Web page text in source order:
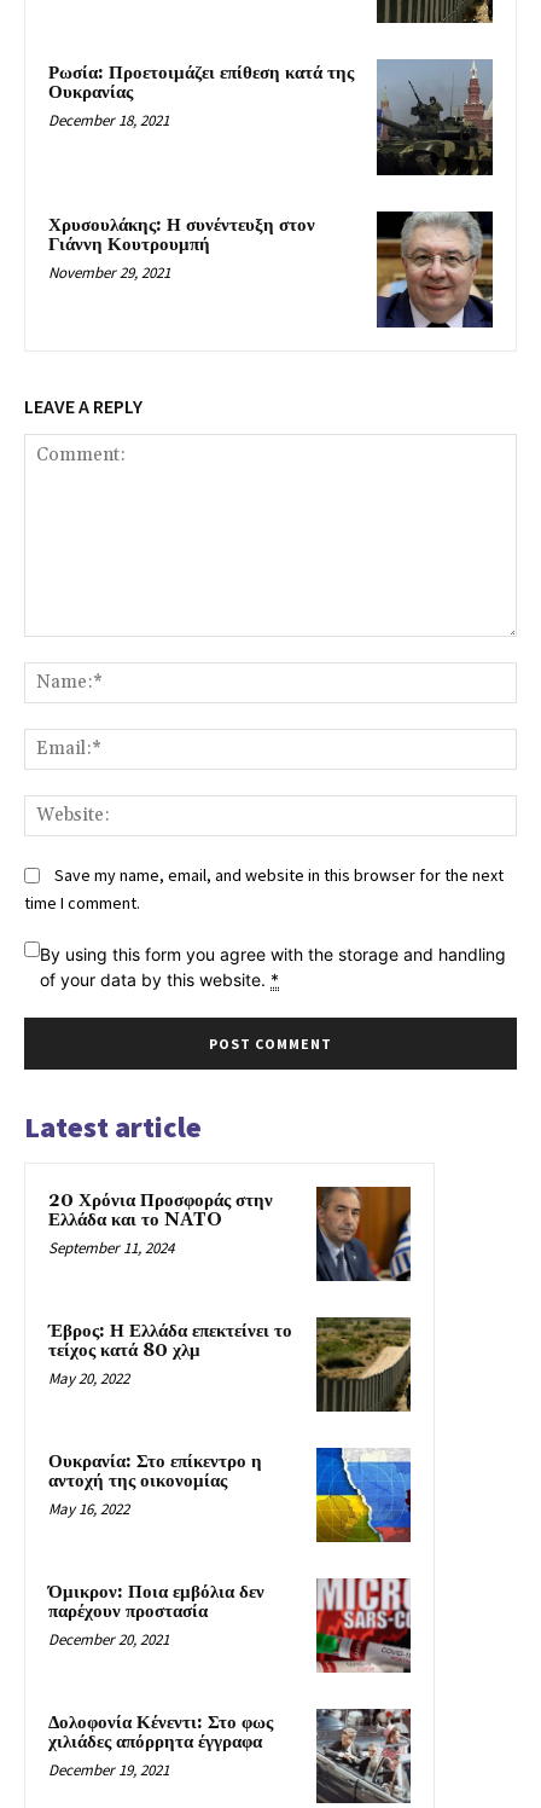
Ρωσία: Προετοιμάζει επίθεση κατά της
Ουκρανίας
December 18, 2021
Χρυσουλάκης: Η συνέντευξη στον
Γιάννη Κουτρουμπή
November 29, 2021
LEAVE A REPLY
Save my name, email, and website in this browser for the next
time I comment.
By using this form you agree with the storage and handling
of your data by this website. *
Latest article
20 Χρόνια Προσφοράς στην
Ελλάδα και το NATO
September 11, 2024
Έβρος: Η Ελλάδα επεκτείνει το
τείχος κατά 80 χλμ
May 20, 2022
Ουκρανία: Στο επίκεντρο η
αντοχή της οικονομίας
May 16, 2022
Όμικρον: Ποια εμβόλια δεν
παρέχουν προστασία
December 20, 2021
Δολοφονία Κένεντι: Στο φως
χιλιάδες απόρρητα έγγραφα
December 19, 2021